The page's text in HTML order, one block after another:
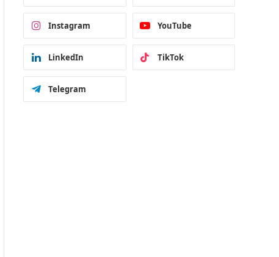
Instagram YouTube
LinkedIn TikTok
Telegram